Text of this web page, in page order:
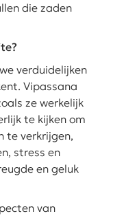
die zaden
verduidelijken
Vipassana
ze werkelijk
te kijken om
te verkrijgen,
stress en
en geluk
van